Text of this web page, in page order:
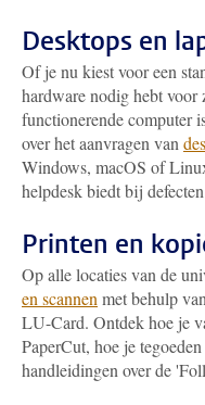
Desktops en
Of je nu kiest voor een
hardware nodig hebt voor
functionerende computer
over het aanvragen van
Windows, macOS of
helpdesk biedt bij
Printen en
Op alle locaties van de
en scannen met behulp
LU-Card. Ontdek hoe je
PaperCut, hoe je
handleidingen over de